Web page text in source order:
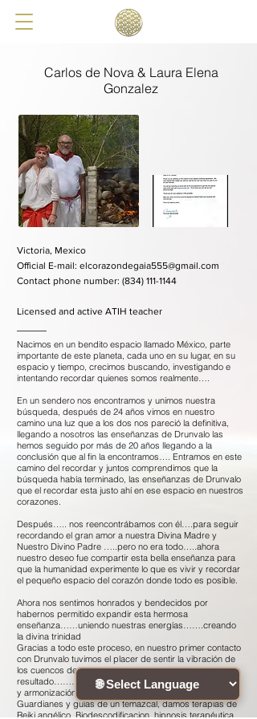
Carlos de Nova & Laura Elena
Gonzalez
Victoria, Mexico
​Official E-mail: elcorazondegaia555@gmail.com
​Contact phone number: (834) 111-1144
Licensed and active ATIH teacher
Nacimos en un bendito espacio llamado México, parte
importante de este planeta, cada uno en su lugar, en su
espacio y tiempo, crecimos buscando, investigando e
intentando recordar quienes somos realmente….
En un sendero nos encontramos y unimos nuestra
búsqueda, después de 24 años vimos en nuestro
camino una luz que a los dos nos pareció la definitiva,
llegando a nosotros las enseñanzas de Drunvalo las
hemos seguido por más de 20 años llegando a la
conclusión que al fin la encontramos…. Entramos en este
camino del recordar y juntos comprendimos que la
búsqueda había terminado, las enseñanzas de Drunvalo
que el recordar esta justo ahí en ese espacio en nuestros
corazones.
Después….. nos reencontrábamos con él….para seguir
recordando el gran amor a nuestra Divina Madre y
Nuestro Divino Padre …..pero no era todo…..ahora
nuestro deseo fue compartir esta bella enseñanza para
que la humanidad experimente lo que es vivir y recordar
el pequeño espacio del corazón donde todo es posible.
Ahora nos sentimos honrados y bendecidos por
habernos permitido expandir esta hermosa
enseñanza……uniendo nuestras energías…….creando
la divina trinidad
Gracias a todo este proceso, en nuestro primer contacto
con Drunvalo tuvimos el placer de sentir la vibración de
los cuencos de cuarzo, enamorándonos de ellos y como
resultado………….. amamos y aplicamos la vibroterapia
y armonización de los ckakras por este medio, somos
Guardianes y guías de un temazcal, damos terapias de
Reiki angélico, Biodescodificacion, hipnosis terapéutica,